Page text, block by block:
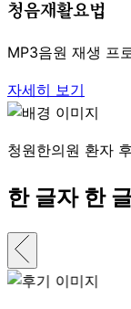
청음재활요법
MP3음원 재생 프
자세히 보기
청원한의원 환자
한 글자 한